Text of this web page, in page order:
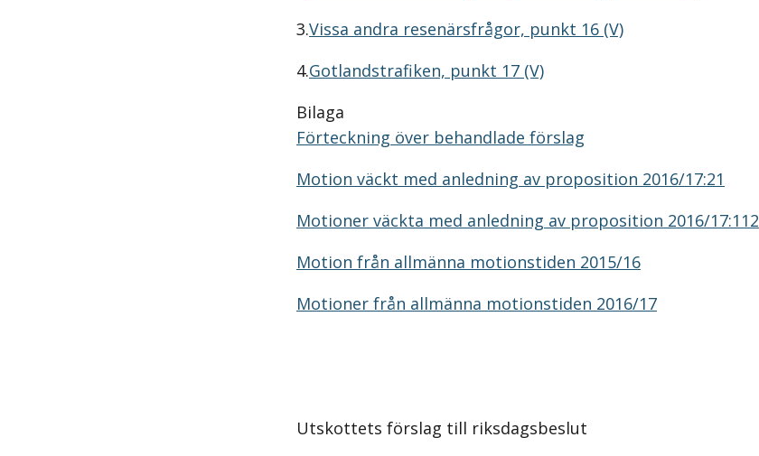
3.Vissa andra resenärsfrågor, punkt 16 (V)
4.Gotlandstrafiken, punkt 17 (V)
Bilaga
Förteckning över behandlade förslag
Motion väckt med anledning av proposition 2016/17:21
Motioner väckta med anledning av proposition 2016/17:112
Motion från allmänna motionstiden 2015/16
Motioner från allmänna motionstiden 2016/17
Utskottets förslag till riksdagsbeslut